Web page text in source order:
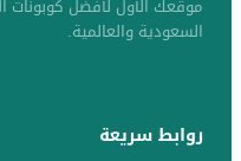
موقعك الأول لأفضل كوبونات
السعودية والعالمية.
روابط سريعة